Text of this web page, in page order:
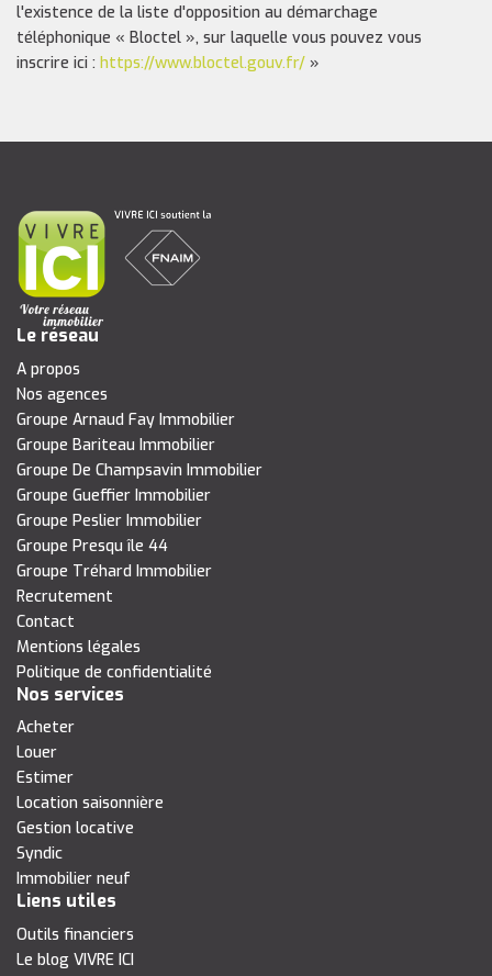
l'existence de la liste d'opposition au démarchage
téléphonique « Bloctel », sur laquelle vous pouvez vous
inscrire ici : https://www.bloctel.gouv.fr/ »
Le réseau
A propos
Nos agences
Groupe Arnaud Fay Immobilier
Groupe Bariteau Immobilier
Groupe De Champsavin Immobilier
Groupe Gueffier Immobilier
Groupe Peslier Immobilier
Groupe Presqu île 44
Groupe Tréhard Immobilier
Recrutement
Contact
Mentions légales
Politique de confidentialité
Nos services
Acheter
Louer
Estimer
Location saisonnière
Gestion locative
Syndic
Immobilier neuf
Liens utiles
Outils financiers
Le blog VIVRE ICI